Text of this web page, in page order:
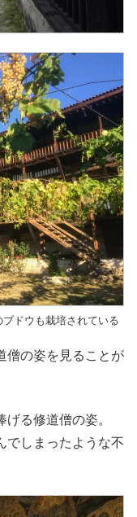
ドウも栽培されている
僧の姿を見ることが
る修道僧の姿。
でしまったような不